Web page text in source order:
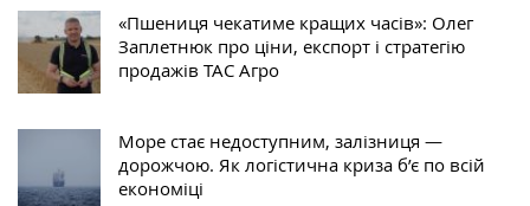
«Пшениця чекатиме кращих часів»: Олег
Заплетнюк про ціни, експорт і стратегію
продажів ТАС Агро
Море стає недоступним, залізниця —
дорожчою. Як логістична криза б’є по всій
економіці